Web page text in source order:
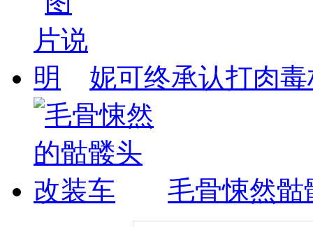
妮可终承认打肉
毛骨悚然骷